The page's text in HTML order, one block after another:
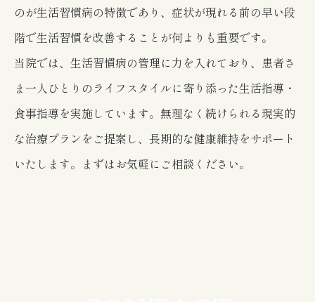
のが生活習慣病の特徴であり、症状が現れる前の早い段
階で生活習慣を改善することが何よりも重要です。
当院では、生活習慣病の管理に力を入れており、患者さ
ま一人ひとりのライフスタイルに寄り添った生活指導・
食事指導を実施しています。無理なく続けられる現実的
な治療プランをご提案し、長期的な健康維持をサポート
いたします。まずはお気軽にご相談ください。